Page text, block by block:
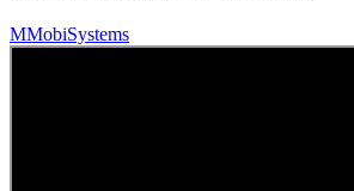
MMobiSystems